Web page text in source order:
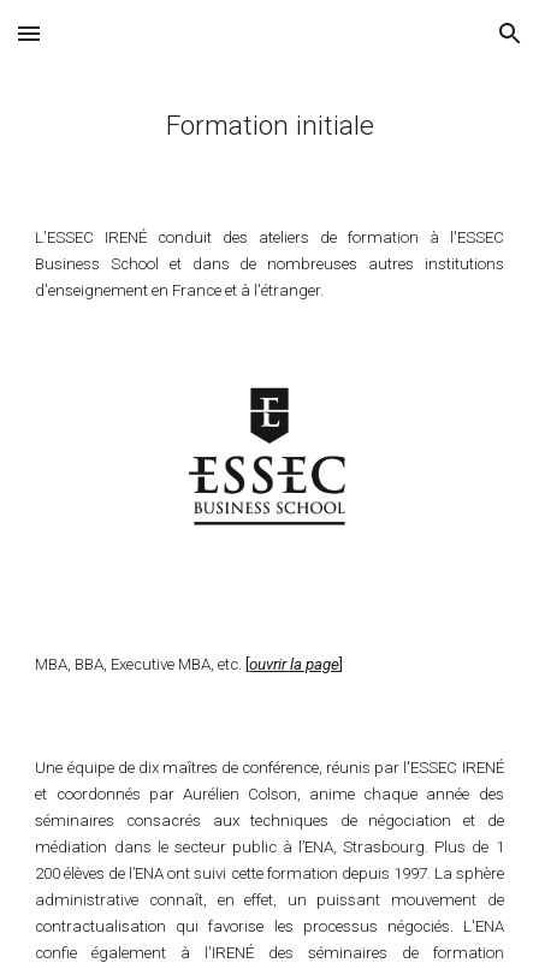
Skip to main content Skip to navigation
Formation initiale
L'ESSEC IRENÉ conduit des ateliers de formation à l'ESSEC
Business School et dans de nombreuses autres institutions
d'enseignement en France et à l'étranger.
MBA, BBA, Executive MBA, etc. [ouvrir la page
Une équipe de dix maîtres de conférence, réunis par l'ESSEC IRENÉ
et coordonnés par Aurélien Colson, anime chaque année des
séminaires consacrés aux techniques de négociation et de
médiation dans le secteur public à l’ENA, Strasbourg. Plus de 1
200 élèves de l’ENA ont suivi cette formation depuis 1997. La sphère
administrative connaît, en effet, un puissant mouvement de
contractualisation qui favorise les processus négociés. L'ENA
confie également à l'IRENÉ des séminaires de formation